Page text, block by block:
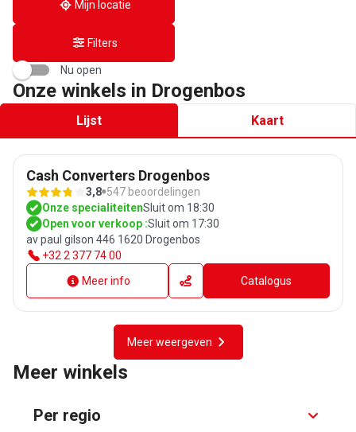
Mijn locatie
Filters
Nu open
Onze winkels in Drogenbos
Lijst Kaart
Cash Converters Drogenbos
3,8 547 beoordelingen
Onze specialiteitenSluit om 18:30
Open voor verkoop :Sluit om 17:30
av paul gilson 446 1620 Drogenbos
+32 2 377 74 00
Meer info
Catalogus
Meer weergeven
Meer winkels
Per regio